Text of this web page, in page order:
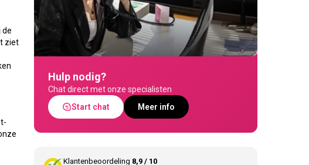
de
ziet
Hulp nodig?
Chat direct met onze specialisten
Start chat
Meer info
Klantenbeoordeling 8,9 / 10